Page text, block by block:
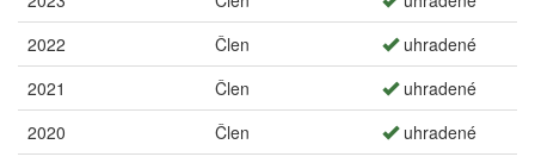
2022
Člen
uhradené
2021
Člen
uhradené
2020
Člen
uhradené